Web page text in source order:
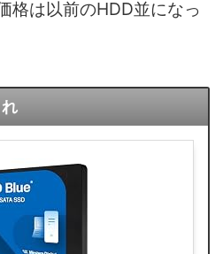
格は以前のHDD並になっ